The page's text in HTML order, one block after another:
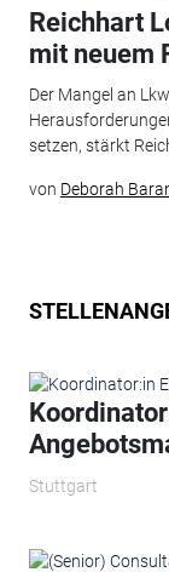
Reichhart
mit neuem
Der Mangel an
setzen, stärkt
von Deborah
Stuttgart